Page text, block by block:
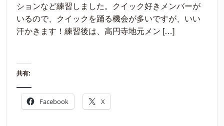
ションなど練習しました。クイック好きメンバーが
いるので、クイックを踊る機会が多いですが、いい
汗かきます！練習後は、高円寺地元メン […]
共有:
Facebook X